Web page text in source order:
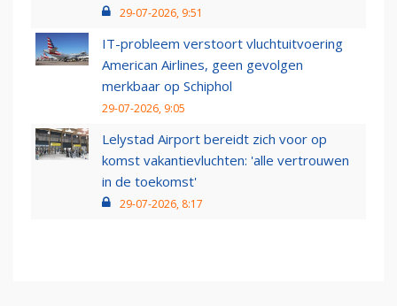
29-07-2026, 9:51
IT-probleem verstoort vluchtuitvoering
American Airlines, geen gevolgen
merkbaar op Schiphol
29-07-2026, 9:05
Lelystad Airport bereidt zich voor op
komst vakantievluchten: 'alle vertrouwen
in de toekomst'
29-07-2026, 8:17